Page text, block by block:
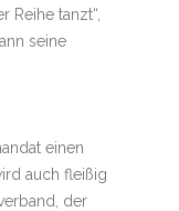
Reihe tanzt“,
seine
einen
auch fleißig
der